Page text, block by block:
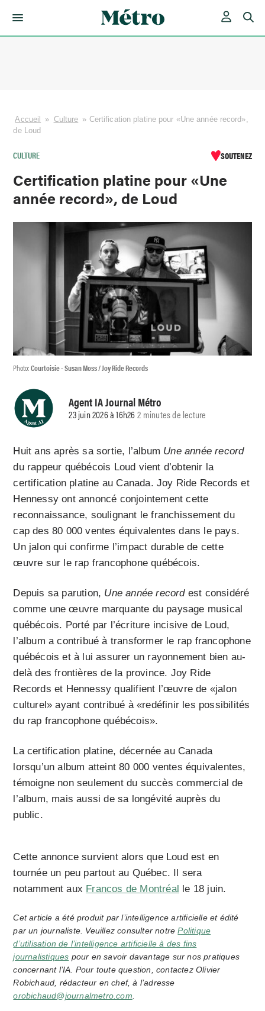
Accueil » Culture » Certification platine pour «Une année record»,
de Loud
CULTURE SOUTENEZ
Certification platine pour «Une
année record», de Loud
Photo:Courtoisie - Susan Moss / Joy Ride Records
Agent IA Journal Métro
23 juin 2026 à 16h262 minutes de lecture
Huit ans après sa sortie, l’album Une année record
du rappeur québécois Loud vient d’obtenir la
certification platine au Canada. Joy Ride Records et
Hennessy ont annoncé conjointement cette
reconnaissance, soulignant le franchissement du
cap des 80 000 ventes équivalentes dans le pays.
Un jalon qui confirme l’impact durable de cette
œuvre sur le rap francophone québécois.
Depuis sa parution, Une année recordest considéré
comme une œuvre marquante du paysage musical
québécois. Porté par l’écriture incisive de Loud,
l’album a contribué à transformer le rap francophone
québécois et à lui assurer un rayonnement bien au-
delà des frontières de la province. Joy Ride
Records et Hennessy qualifient l’œuvre de «jalon
culturel» ayant contribué à «redéfinir les possibilités
du rap francophone québécois».
La certification platine, décernée au Canada
lorsqu’un album atteint 80 000 ventes équivalentes,
témoigne non seulement du succès commercial de
l’album, mais aussi de sa longévité auprès du
public.
Cette annonce survient alors que Loud est en
tournée un peu partout au Québec. Il sera
notamment aux Francos de Montréal le 18 juin.
Cet article a été produit par l’intelligence artificielle et édité
par un journaliste. Veuillez consulter notrePolitique
d’utilisation de l’intelligence artificielle à des fins
journalistiques pour en savoir davantage sur nos pratiques
concernant l’IA. Pour toute question, contactez Olivier
Robichaud, rédacteur en chef, à l’adresse
orobichaud@journalmetro.com